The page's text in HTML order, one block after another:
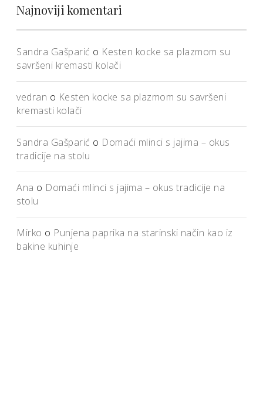
Najnoviji komentari
Sandra Gašparić o Kesten kocke sa plazmom su
savršeni kremasti kolači
vedran o Kesten kocke sa plazmom su savršeni
kremasti kolači
Sandra Gašparić o Domaći mlinci s jajima – okus
tradicije na stolu
Ana o Domaći mlinci s jajima – okus tradicije na
stolu
Mirko o Punjena paprika na starinski način kao iz
bakine kuhinje